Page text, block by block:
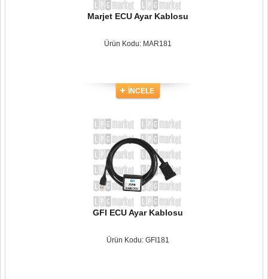
Marjet ECU Ayar Kablosu
Ürün Kodu: MAR181
İNCELE
GFI ECU Ayar Kablosu
Ürün Kodu: GFI181